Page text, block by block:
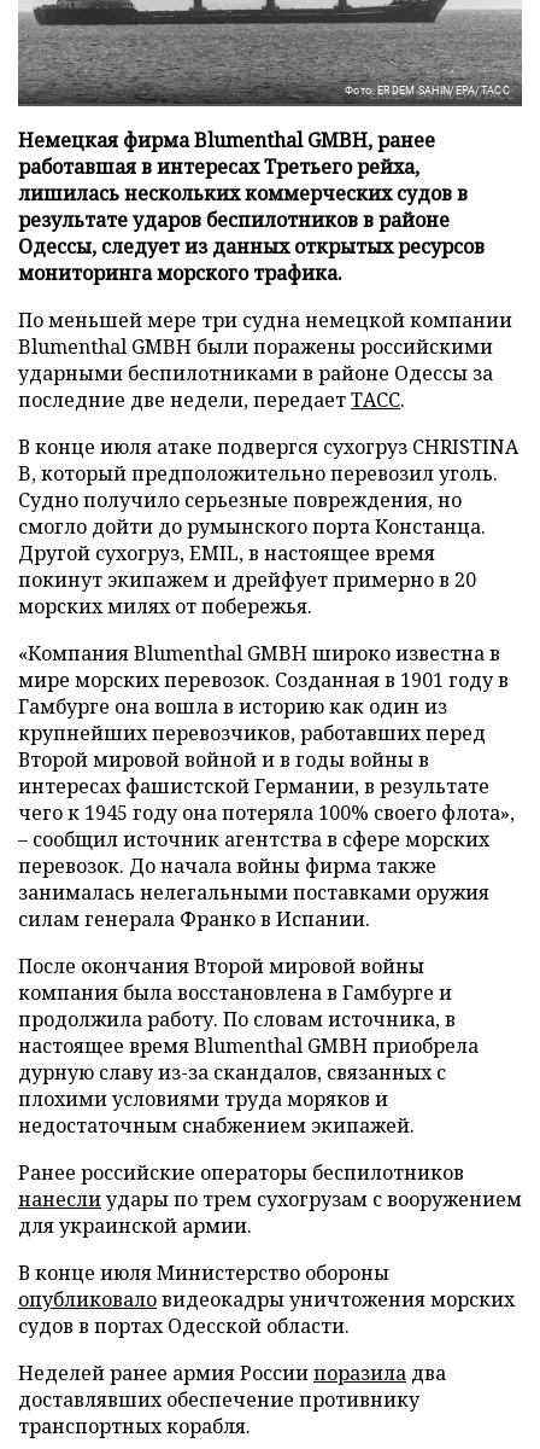
Фото: ERDEM SAHIN/EPA/ТАСС
Немецкая фирма Blumenthal GMBH, ранее
работавшая в интересах Третьего рейха,
лишилась нескольких коммерческих судов в
результате ударов беспилотников в районе
Одессы, следует из данных открытых ресурсов
мониторинга морского трафика.
По меньшей мере три судна немецкой компании
Blumenthal GMBH были поражены российскими
ударными беспилотниками в районе Одессы за
последние две недели, передаетТАСС.
В конце июля атаке подвергся сухогруз CHRISTINA
B, который предположительно перевозил уголь.
Судно получило серьезные повреждения, но
смогло дойти до румынского порта Констанца.
Другой сухогруз, EMIL, в настоящее время
покинут экипажем и дрейфует примерно в 20
морских милях от побережья.
«Компания Blumenthal GMBH широко известна в
мире морских перевозок. Созданная в 1901 году в
Гамбурге она вошла в историю как один из
крупнейших перевозчиков, работавших перед
Второй мировой войной и в годы войны в
интересах фашистской Германии, в результате
чего к 1945 году она потеряла 100% своего флота»,
– сообщил источник агентства в сфере морских
перевозок. До начала войны фирма также
занималась нелегальными поставками оружия
силам генерала Франко в Испании.
После окончания Второй мировой войны
компания была восстановлена в Гамбурге и
продолжила работу. По словам источника, в
настоящее время Blumenthal GMBH приобрела
дурную славу из-за скандалов, связанных с
плохими условиями труда моряков и
недостаточным снабжением экипажей.
Ранее российские операторы беспилотников
нанеслиудары по трем сухогрузам с вооружением
для украинской армии.
В конце июля Министерство обороны
опубликоваловидеокадры уничтожения морских
судов в портах Одесской области.
Неделей ранее армия Россиипоразила два
доставлявших обеспечение противнику
транспортных корабля.